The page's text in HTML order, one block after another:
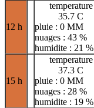
12 h
temperature
35.7 C
pluie : 0 MM
nuages : 43 %
humidite : 21 %
15 h
temperature
37.3 C
pluie : 0 MM
nuages : 28 %
humidite : 19 %